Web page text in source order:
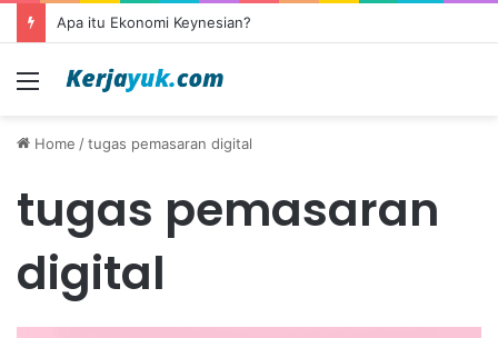
Apa itu Ekonomi Keynesian?
Menu
Home /tugas pemasaran digital
tugas pemasaran
digital